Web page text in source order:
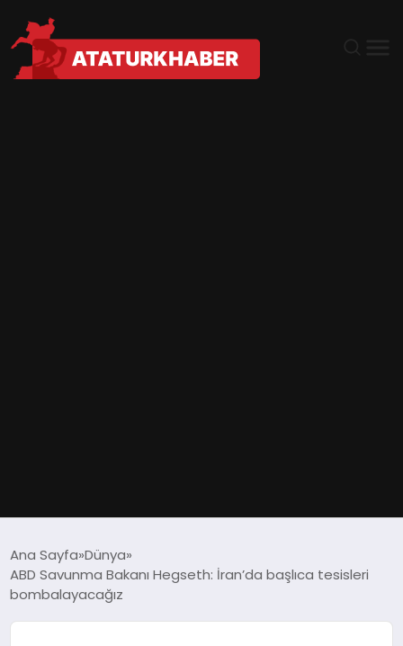
DÜNYA
Ana Sayfa Dünya
ABD Savunma Bakanı Hegseth: İran’da başlıca tesisleri
bombalayacağız